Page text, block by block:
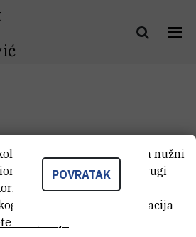
kB)
POVRATAK
Neki od tih kolačića nužni
stranice, dok se drugi
stranice radi
iskustva. Za više informacija
korištenja.